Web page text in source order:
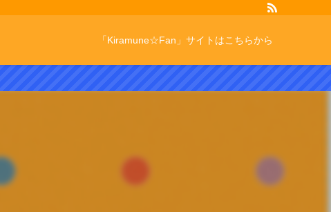
「Kiramune☆Fan」サイトはこちらから